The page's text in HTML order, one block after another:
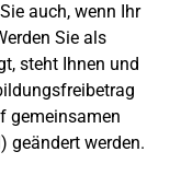
auch, wenn Ihr
Sie als
steht Ihnen und
gemeinsamen
geändert werden.